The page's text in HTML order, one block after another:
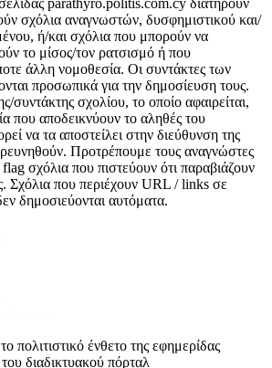
parathyro.politis.com.cy διατηρούν
σχόλια αναγνωστών, δυσφημιστικού και/
ή/και σχόλια που μπορούν να
το μίσος/τον ρατσισμό ή που
άλλη νομοθεσία. Οι συντάκτες των
προσωπικά για την δημοσίευση τους.
συντάκτης σχολίου, το οποίο αφαιρείται,
που αποδεικνύουν το αληθές του
να τα αποστείλει στην διεύθυνση της
Προτρέπουμε τους αναγνώστες
σχόλια που πιστεύουν ότι παραβιάζουν
Σχόλια που περιέχουν URL / links σε
δημοσιεύονται αυτόματα.
πολιτιστικό ένθετο της εφημερίδας
διαδικτυακού πόρταλ